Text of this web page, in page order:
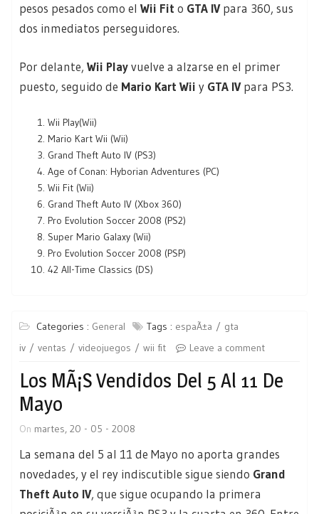
pesos pesados como el Wii Fit o GTA IVpara 360, sus
dos inmediatos perseguidores.
Por delante, Wii Playvuelve a alzarse en el primer
puesto, seguido de Mario Kart Wii y GTA IVpara PS3.
Wii Play(Wii)
Mario Kart Wii (Wii)
Grand Theft Auto IV (PS3)
Age of Conan: Hyborian Adventures (PC)
Wii Fit (Wii)
Grand Theft Auto IV (Xbox 360)
Pro Evolution Soccer 2008 (PS2)
Super Mario Galaxy (Wii)
Pro Evolution Soccer 2008 (PSP)
42 All-Time Classics (DS)
Categories : General Tags : espaÃ±a
gta
iv
ventas videojuegos wii fit Leave a comment
Los MÃ¡s Vendidos Del 5 Al 11 De
Mayo
On martes, 20 - 05 - 2008
La semana del 5 al 11 de Mayo no aporta grandes
novedades, y el rey indiscutible sigue siendo Grand
Theft Auto IV, que sigue ocupando la primera